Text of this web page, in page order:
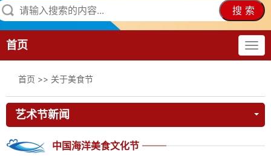
搜 索
首页
首页 >> 关于美食节
艺术节新闻
中国海洋美食文化节